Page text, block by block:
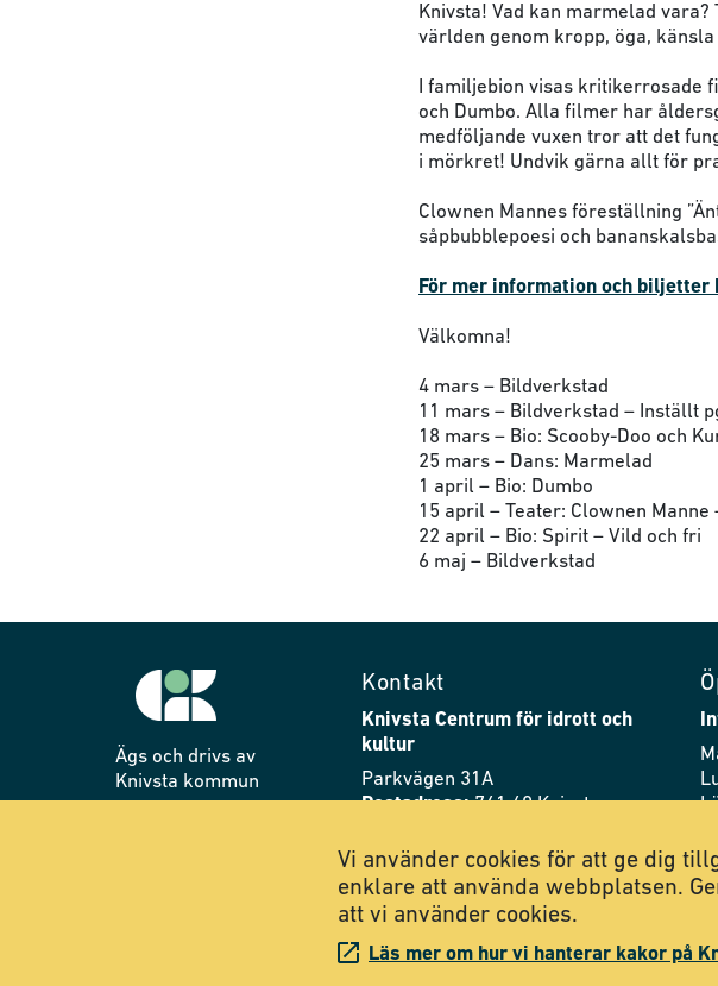
Knivsta! Vad kan marmelad
världen genom kropp, öga,
I familjebion visas kritikerrosade
och Dumbo. Alla filmer har
medföljande vuxen tror att det
i mörkret! Undvik gärna allt för
Clownen Mannes föreställning
såpbubblepoesi och
För mer information och biljetter
Välkomna!
4 mars – Bildverkstad
11 mars – Bildverkstad – Inställt
18 mars – Bio: Scooby-Doo och
25 mars – Dans: Marmelad
1 april – Bio: Dumbo
15 april – Teater: Clownen Manne
22 april – Bio: Spirit – Vild och fri
6 maj – Bildverkstad
Ägs och drivs av
Knivsta kommun
Kontakt
Knivsta Centrum för idrott och
kultur
Parkvägen 31A
Postadress:741 40 Knivsta
E-post:cik@knivsta.se
Vi använder cookies för att ge dig
enklare att använda webbplatsen.
att vi använder cookies.
Läs mer om hur vi hanterar kakor på